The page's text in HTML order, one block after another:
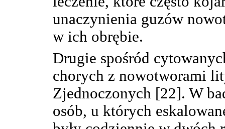
unaczynienia guzów
w ich obrębie.
Drugie spośród
chorych z nowotworami
Zjednoczonych [22]. W
osób, u których